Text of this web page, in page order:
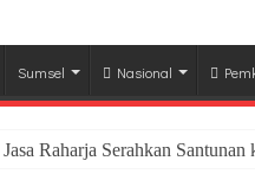
Sumsel Nasional
Jasa Raharja Serahkan